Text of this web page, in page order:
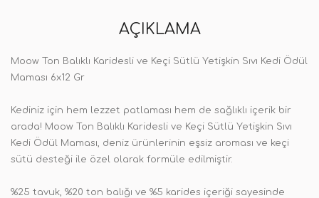
AÇIKLAMA
Moow Ton Balıklı Karidesli ve Keçi Sütlü Yetişkin Sıvı Kedi Ödül
Maması 6x12 Gr
Kediniz için hem lezzet patlaması hem de sağlıklı içerik bir
arada! Moow Ton Balıklı Karidesli ve Keçi Sütlü Yetişkin Sıvı
Kedi Ödül Maması, deniz ürünlerinin eşsiz aroması ve keçi
sütü desteği ile özel olarak formüle edilmiştir.
%25 tavuk, %20 ton balığı ve %5 karides içeriği sayesinde